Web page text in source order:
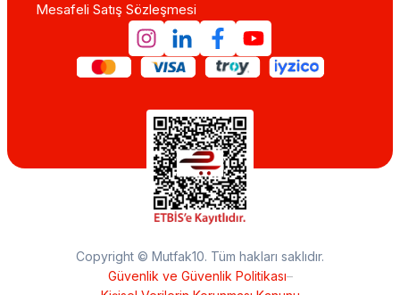
Mesafeli Satış Sözleşmesi
Copyright © Mutfak10. Tüm hakları saklıdır.
Güvenlik ve Güvenlik Politikası–